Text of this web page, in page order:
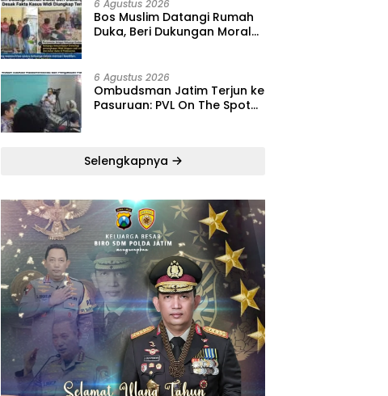
6 Agustus 2026
‎Bos Muslim Datangi Rumah
Duka, Beri Dukungan Moral
6 Agustus 2026
‎Ombudsman Jatim Terjun ke
Pasuruan: PVL On The Spot
Selengkapnya